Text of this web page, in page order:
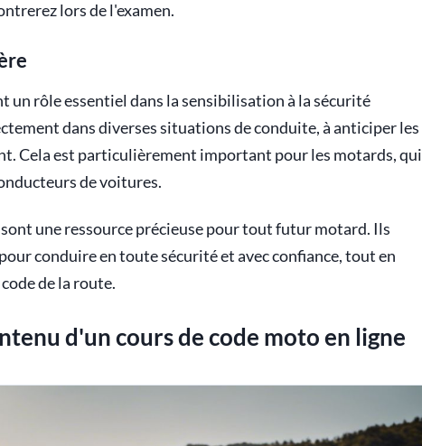
lors de l'examen.
un rôle essentiel dans la sensibilisation à la sécurité
dans diverses situations de conduite, à anticiper les
Cela est particulièrement important pour les motards, qui
de voitures.
une ressource précieuse pour tout futur motard. Ils
conduire en toute sécurité et avec confiance, tout en
de la route.
d'un cours de code moto en ligne